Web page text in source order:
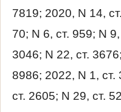
7819; 2020, N 14,
70; N 6, ст. 959; N
3046; N 22, ст.
8986; 2022, N 1, ст.
ст. 2605; N 29, ст.